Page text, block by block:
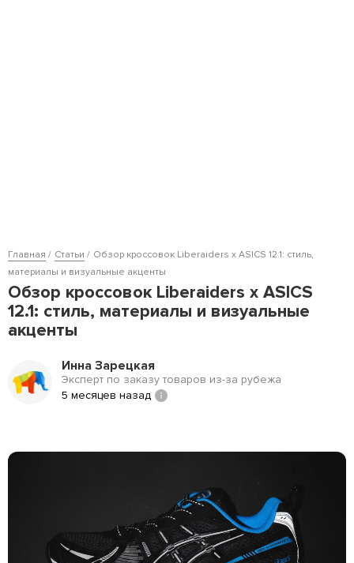
Главная Статьи
Обзор кроссовок Liberaiders x ASICS 12.1: стиль,
материалы и визуальные акценты
Обзор кроссовок Liberaiders x ASICS
12.1: стиль, материалы и визуальные
акценты
Инна Зарецкая
Эксперт по заказу товаров из-за рубежа
5 месяцев назад